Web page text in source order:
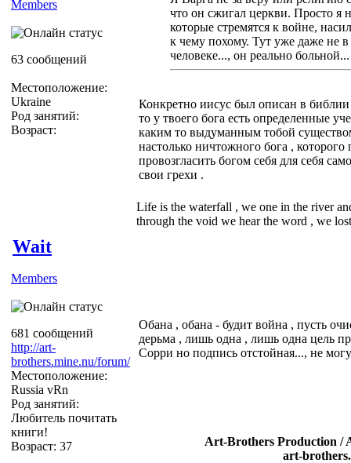
Members
63 сообщений
Местоположение:
Ukraine
Род занятий:
Возраст:
что он сжигал церкви. Просто я
которые стремятся к войне,
к чему похому. Тут уже даже не
человеке..., он реально
Конкретно иисус был описан в
то у твоего бога есть определенные
каким то выдуманным тобой
настолько ничтожного бога ,
провозгласить богом себя для себя
свои грехи .
Life is the waterfall , we one in the river
through the void we hear the word , we
Wait
Members
681 сообщений
http://art-
brothers.mine.nu/forum/
Местоположение:
Russia vRn
Род занятий:
Любитель почитать
книги!
Возраст: 37
Обана , обана - будит война , пусть
дерьма , лишь одна , лишь одна цель
Сорри но подпись отстойная..., не
Art-Brothers Production /
art-